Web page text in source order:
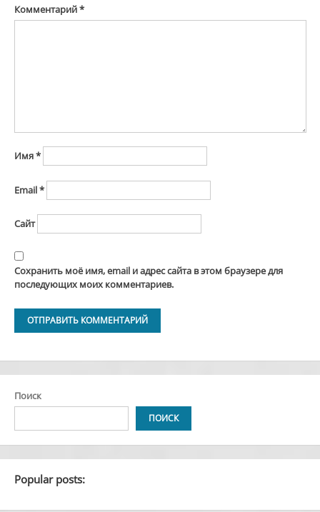
Комментарий*
Имя*
Email*
Сайт
Сохранить моё имя, email и адрес сайта в этом браузере для
последующих моих комментариев.
Поиск
ПОИСК
Popular posts: